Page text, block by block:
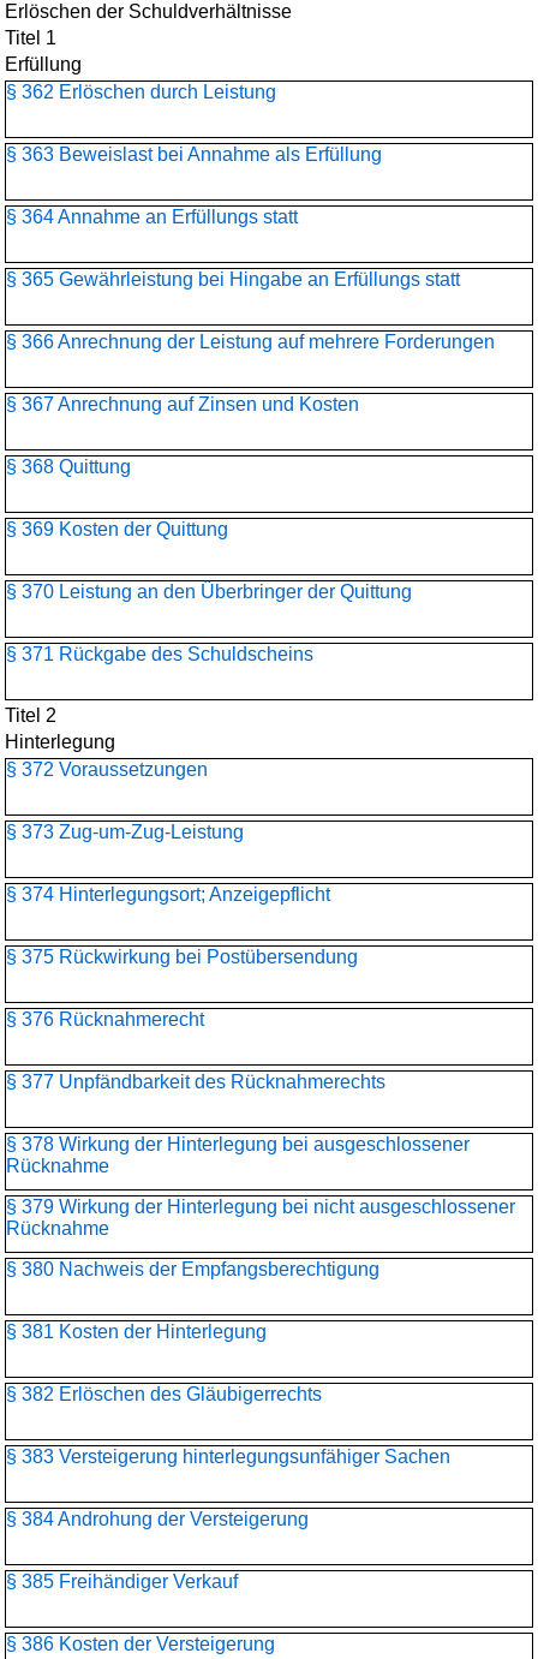
Erlöschen der Schuldverhältnisse
Titel 1
Erfüllung
§ 362 Erlöschen durch Leistung
§ 363 Beweislast bei Annahme als Erfüllung
§ 364 Annahme an Erfüllungs statt
§ 365 Gewährleistung bei Hingabe an Erfüllungs statt
§ 366 Anrechnung der Leistung auf mehrere Forderungen
§ 367 Anrechnung auf Zinsen und Kosten
§ 368 Quittung
§ 369 Kosten der Quittung
§ 370 Leistung an den Überbringer der Quittung
§ 371 Rückgabe des Schuldscheins
Titel 2
Hinterlegung
§ 372 Voraussetzungen
§ 373 Zug-um-Zug-Leistung
§ 374 Hinterlegungsort; Anzeigepflicht
§ 375 Rückwirkung bei Postübersendung
§ 376 Rücknahmerecht
§ 377 Unpfändbarkeit des Rücknahmerechts
§ 378 Wirkung der Hinterlegung bei ausgeschlossener
Rücknahme
§ 379 Wirkung der Hinterlegung bei nicht ausgeschlossener
Rücknahme
§ 380 Nachweis der Empfangsberechtigung
§ 381 Kosten der Hinterlegung
§ 382 Erlöschen des Gläubigerrechts
§ 383 Versteigerung hinterlegungsunfähiger Sachen
§ 384 Androhung der Versteigerung
§ 385 Freihändiger Verkauf
§ 386 Kosten der Versteigerung